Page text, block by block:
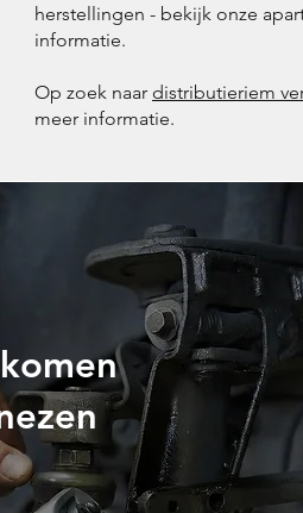
herstellingen - bekijk onze
informatie.
Op zoek naar distributieriem
meer informatie.